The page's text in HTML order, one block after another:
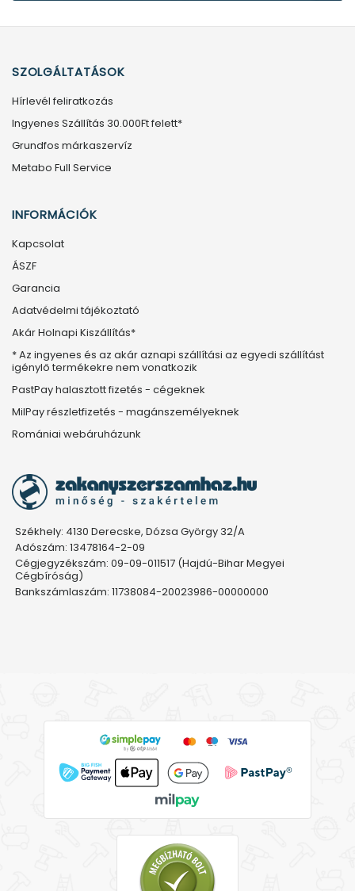
SZOLGÁLTATÁSOK
Hírlevél feliratkozás
Ingyenes Szállítás 30.000Ft felett*
Grundfos márkaszervíz
Metabo Full Service
INFORMÁCIÓK
Kapcsolat
ÁSZF
Garancia
Adatvédelmi tájékoztató
Akár Holnapi Kiszállítás*
* Az ingyenes és az akár aznapi szállítási az egyedi szállítást
igénylő termékekre nem vonatkozik
PastPay halasztott fizetés - cégeknek
MilPay részletfizetés - magánszemélyeknek
Romániai webáruházunk
Székhely: 4130 Derecske, Dózsa György 32/A
Adószám: 13478164-2-09
Cégjegyzékszám: 09-09-011517 (Hajdú-Bihar Megyei
Cégbíróság)
Bankszámlaszám: 11738084-20023986-00000000